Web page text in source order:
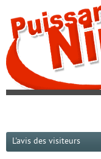
L'avis des visiteurs